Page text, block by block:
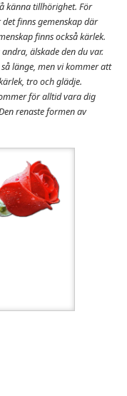
känna tillhörighet. För
finns gemenskap där
finns också kärlek.
älskade den du var.
länge, men vi kommer att
tro och glädje.
för alltid vara dig
renaste formen av